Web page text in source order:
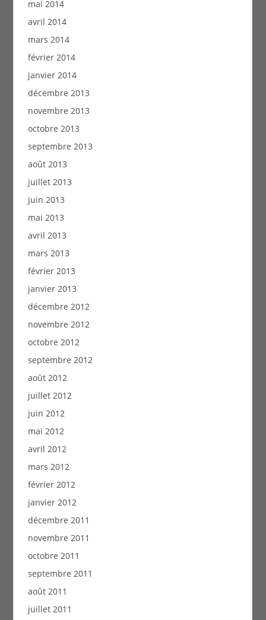
mai 2014
avril 2014
mars 2014
février 2014
janvier 2014
décembre 2013
novembre 2013
octobre 2013
septembre 2013
août 2013
juillet 2013
juin 2013
mai 2013
avril 2013
mars 2013
février 2013
janvier 2013
décembre 2012
novembre 2012
octobre 2012
septembre 2012
août 2012
juillet 2012
juin 2012
mai 2012
avril 2012
mars 2012
février 2012
janvier 2012
décembre 2011
novembre 2011
octobre 2011
septembre 2011
août 2011
juillet 2011